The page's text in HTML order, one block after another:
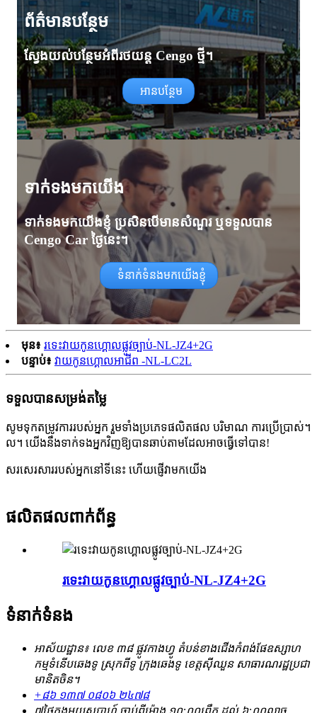
ព័ត៌មានបន្ថែម
ស្វែងយល់បន្ថែមអំពីរថយន្ត Cengo ថ្មី។
អានបន្ថែម
ទាក់ទង​មក​យើង
ទាក់ទងមកយើងខ្ញុំ ប្រសិនបើមានសំណួរ ឬទទួលបាន
Cengo Car ថ្ងៃនេះ។
ទំនាក់ទំនងមកយើងខ្ញុំ
មុន៖ រទេះ​វាយ​កូន​ហ្គោល​ផ្លូវ​ច្បាប់-NL-JZ4+2G
បន្ទាប់៖ វាយកូនហ្គោលអាជីព -NL-LC2L
ទទួលបានសម្រង់តម្លៃ
សូមទុកតម្រូវការរបស់អ្នក រួមទាំងប្រភេទផលិតផល បរិមាណ ការប្រើប្រាស់។
ល។ យើងនឹងទាក់ទងអ្នកវិញឱ្យបានឆាប់តាមដែលអាចធ្វើទៅបាន!
សរសេរសាររបស់អ្នកនៅទីនេះ ហើយផ្ញើវាមកយើង
ផលិតផលពាក់ព័ន្ធ
រទេះ​វាយ​កូន​ហ្គោល​ផ្លូវ​ច្បាប់-NL-JZ4+2G
ទំនាក់ទំនង
អាស័យដ្ឋាន៖ លេខ ៣៨ ផ្លូវកាងហ្វូ តំបន់ខាងជើងកំពង់ផែឧស្សាហ
កម្មទំនើបឆេងទូ ស្រុកពីទូ ក្រុងឆេងទូ ខេត្តស៊ីឈួន សាធារណរដ្ឋប្រជា
មានិតចិន។
+៨៦ ១៣៧ ០៨០៦ ២៤៧៨
៧ថ្ងៃក្នុងមួយសប្តាហ៍ ចាប់ពីម៉ោង ១០:០០ព្រឹក ដល់ ៦:០០ល្ងាច